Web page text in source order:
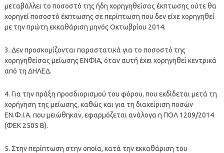
μεταβάλλει το ποσοστό της ήδη χορηγηθείσας έκπτωσης ούτε θα
χορηγεί ποσοστό έκπτωσης σε περίπτωση που δεν είχε χορηγηθεί
με την πρώτη εκκαθάριση μηνός Οκτωβρίου 2014.
3. Δεν προσκομίζονται παραστατικά για το ποσοστό της
χορηγηθείσας μείωσης ΕΝΦΙΑ, όταν αυτή έχει χορηγηθεί κεντρικά
από τη ΔΗΛΕΔ.
4. Για την πράξη προσδιορισμού του φόρου, που εκδίδεται μετά τη
χορήγηση της μείωσης, καθώς και για τη διαχείριση ποσών
ΕΝ.Φ.Ι.Α. που μειώθηκαν, εφαρμόζεται ανάλογα η ΠΟΛ 1209/2014
(ΦΕΚ 2505 Β).
5. Στην περίπτωση στην οποία, κατά την εκκαθάριση του